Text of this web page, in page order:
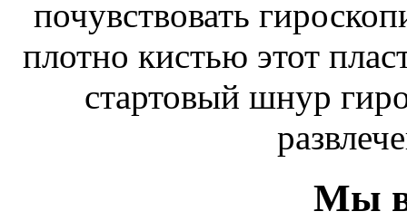
почувствовать
плотно кистью этот
стартовый шнур
Мы в